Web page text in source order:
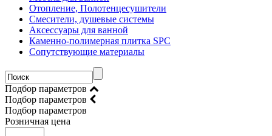
Отопление, Полотенцесушители
Смесители, душевые системы
Аксессуары для ванной
Каменно-полимерная плитка SPC
Сопутствующие материалы
Подбор параметров
Подбор параметров
Подбор параметров
Розничная цена